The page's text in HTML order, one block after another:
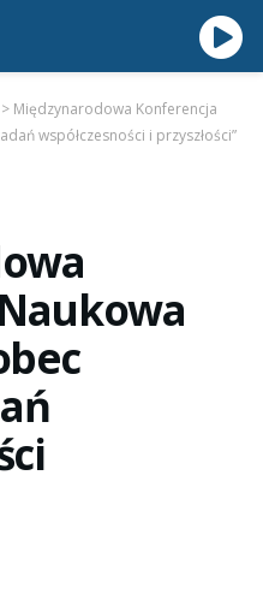
> Międzynarodowa Konferencja
współczesności i przyszłości”